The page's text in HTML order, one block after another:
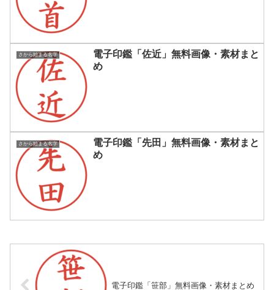
さから始まる名字
電子印鑑「佐近」無料画像・素材まと
め
さから始まる名字
電子印鑑「先田」無料画像・素材まと
め
電子印鑑「笹部」無料画像・素材まとめ